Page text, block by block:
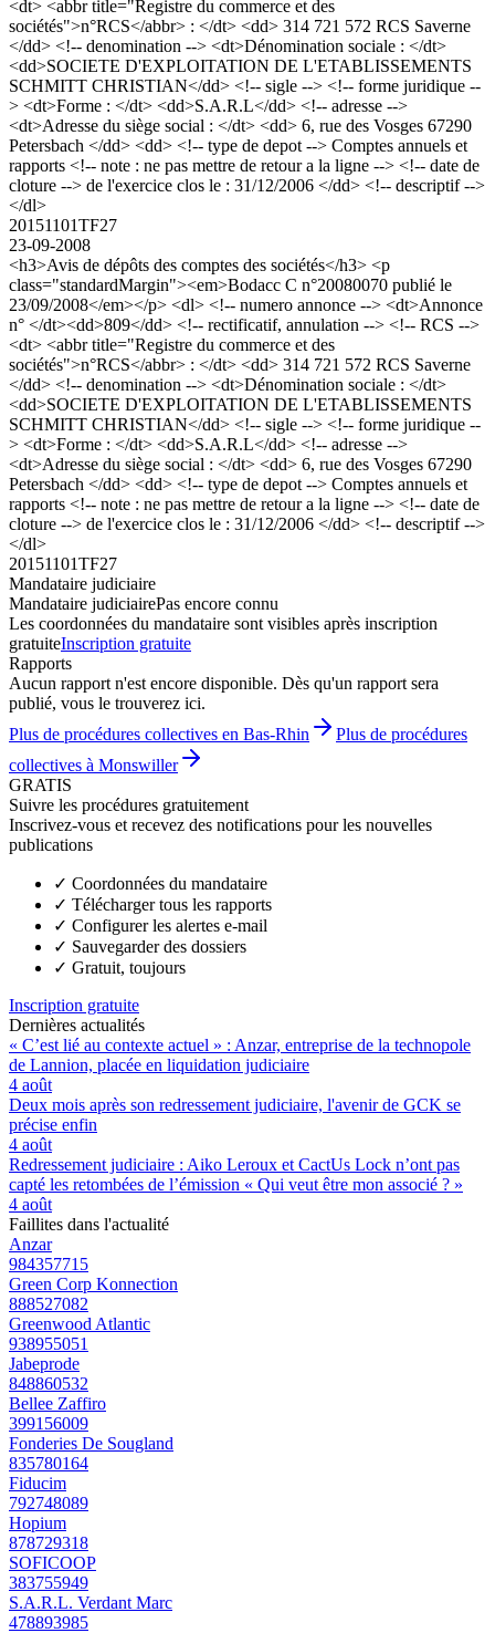
<dt> <abbr title="Registre du commerce et des
sociétés">n°RCS</abbr> : </dt> <dd> 314 721 572 RCS Saverne
</dd> <!-- denomination --> <dt>Dénomination sociale : </dt>
<dd>SOCIETE D'EXPLOITATION DE L'ETABLISSEMENTS
SCHMITT CHRISTIAN</dd> <!-- sigle --> <!-- forme juridique --
> <dt>Forme : </dt> <dd>S.A.R.L</dd> <!-- adresse -->
<dt>Adresse du siège social : </dt> <dd> 6, rue des Vosges 67290
Petersbach </dd> <dd> <!-- type de depot --> Comptes annuels et
rapports <!-- note : ne pas mettre de retour a la ligne --> <!-- date de
cloture --> de l'exercice clos le : 31/12/2006 </dd> <!-- descriptif -->
</dl>
20151101TF27
23-09-2008
<h3>Avis de dépôts des comptes des sociétés</h3> <p
class="standardMargin"><em>Bodacc C n°20080070 publié le
23/09/2008</em></p> <dl> <!-- numero annonce --> <dt>Annonce
n° </dt><dd>809</dd> <!-- rectificatif, annulation --> <!-- RCS -->
<dt> <abbr title="Registre du commerce et des
sociétés">n°RCS</abbr> : </dt> <dd> 314 721 572 RCS Saverne
</dd> <!-- denomination --> <dt>Dénomination sociale : </dt>
<dd>SOCIETE D'EXPLOITATION DE L'ETABLISSEMENTS
SCHMITT CHRISTIAN</dd> <!-- sigle --> <!-- forme juridique --
> <dt>Forme : </dt> <dd>S.A.R.L</dd> <!-- adresse -->
<dt>Adresse du siège social : </dt> <dd> 6, rue des Vosges 67290
Petersbach </dd> <dd> <!-- type de depot --> Comptes annuels et
rapports <!-- note : ne pas mettre de retour a la ligne --> <!-- date de
cloture --> de l'exercice clos le : 31/12/2006 </dd> <!-- descriptif -->
</dl>
20151101TF27
Mandataire judiciaire
Mandataire judiciairePas encore connu
Les coordonnées du mandataire sont visibles après inscription
gratuiteInscription gratuite
Rapports
Aucun rapport n'est encore disponible. Dès qu'un rapport sera
publié, vous le trouverez ici.
Plus de procédures collectives en Bas-Rhin
Plus de procédures
collectives à Monswiller
GRATIS
Suivre les procédures gratuitement
Inscrivez-vous et recevez des notifications pour les nouvelles
publications
✓ Coordonnées du mandataire
✓ Télécharger tous les rapports
✓ Configurer les alertes e-mail
✓ Sauvegarder des dossiers
✓ Gratuit, toujours
Inscription gratuite
Dernières actualités
« C’est lié au contexte actuel » : Anzar, entreprise de la technopole
de Lannion, placée en liquidation judiciaire
4 août
Deux mois après son redressement judiciaire, l'avenir de GCK se
précise enfin
4 août
Redressement judiciaire : Aiko Leroux et CactUs Lock n’ont pas
capté les retombées de l’émission « Qui veut être mon associé ? »
4 août
Faillites dans l'actualité
Anzar
984357715
Green Corp Konnection
888527082
Greenwood Atlantic
938955051
Jabeprode
848860532
Bellee Zaffiro
399156009
Fonderies De Sougland
835780164
Fiducim
792748089
Hopium
878729318
SOFICOOP
383755949
S.A.R.L. Verdant Marc
478893985